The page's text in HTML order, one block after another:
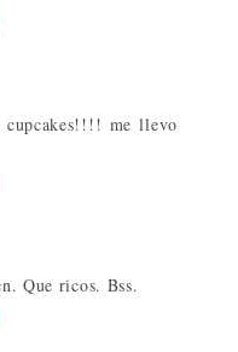
cupcakes!!!! me llevo
Que ricos. Bss.